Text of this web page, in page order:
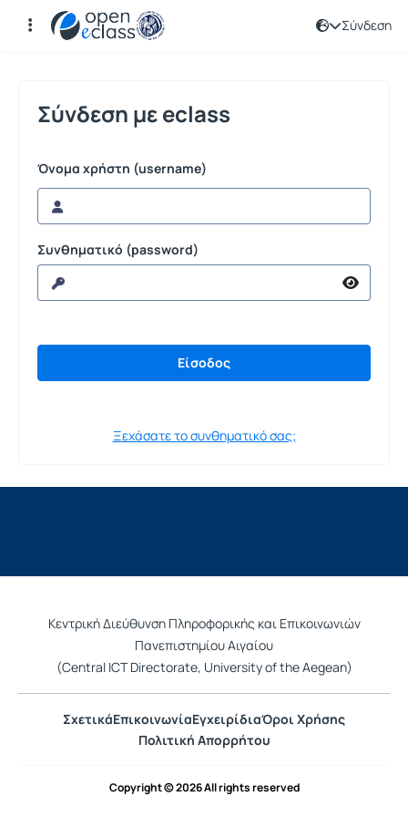
Σύνδεση
Σύνδεση
Σύνδεση με eclass
Όνομα χρήστη (username)
Συνθηματικό (password)
Ξεχάσατε το συνθηματικό σας;
Κεντρική Διεύθυνση Πληροφορικής και Επικοινωνιών
Πανεπιστημίου Αιγαίου
(Central ICT Directorate, University of the Aegean)
ΣχετικάΕπικοινωνίαΕγχειρίδιαΌροι Χρήσης
Πολιτική Απορρήτου
Copyright © 2026 All rights reserved